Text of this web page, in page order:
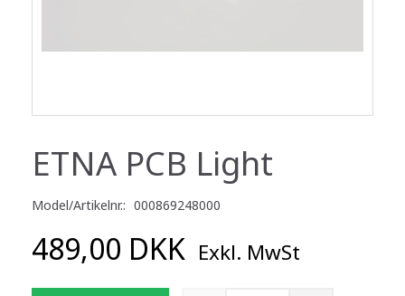
ETNA PCB Light
Model/Artikelnr.: 000869248000
489,00 DKK Exkl. MwSt